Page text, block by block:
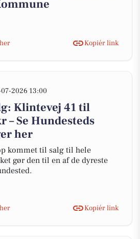
Kopiér link
2026 13:00
Klintevej 41 til
– Se Hundesteds
her
kommet til salg til hele
gør den til en af de dyreste
Kopiér link